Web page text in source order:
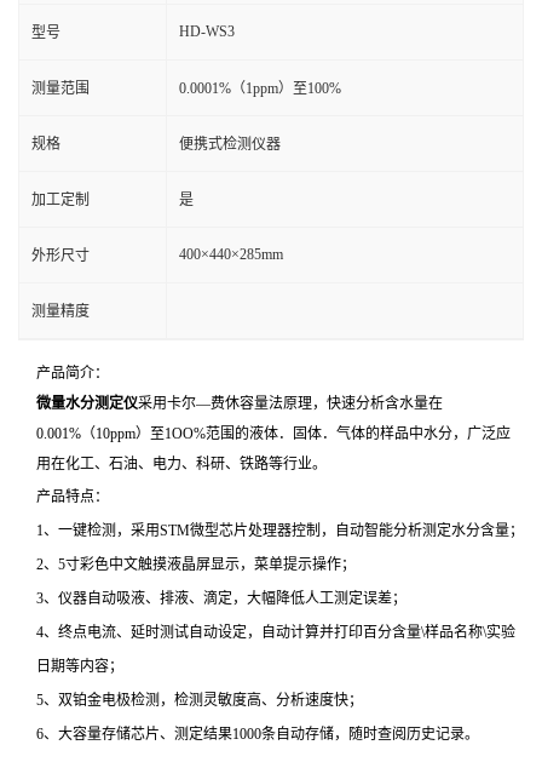
型号 HD-WS3
测量范围 0.0001%（1ppm）至100%
规格 便携式检测仪器
加工定制 是
外形尺寸 400×440×285mm
测量精度
产品简介：
微量水分测定仪采用卡尔—费休容量法原理，快速分析含水量在
0.001%（10ppm）至1OO%范围的液体．固体．气体的样品中水分，广泛应
用在化工、石油、电力、科研、铁路等行业。
产品特点：
1、一键检测，采用STM微型芯片处理器控制，自动智能分析测定水分含量；
2、5寸彩色中文触摸液晶屏显示，菜单提示操作；
3、仪器自动吸液、排液、滴定，大幅降低人工测定误差；
4、终点电流、延时测试自动设定，自动计算并打印百分含量\样品名称\实验
日期等内容；
5、双铂金电极检测，检测灵敏度高、分析速度快；
6、大容量存储芯片、测定结果1000条自动存储，随时查阅历史记录。